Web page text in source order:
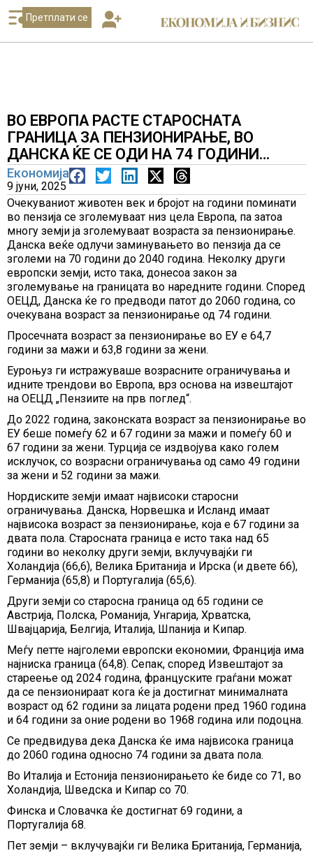
Претплати се
ВО ЕВРОПА РАСТЕ СТАРОСНАТА
ГРАНИЦА ЗА ПЕНЗИОНИРАЊЕ, ВО
ДАНСКА ЌЕ СЕ ОДИ НА 74 ГОДИНИ…
Економија
9 јуни, 2025
Очекуваниот животен век и бројот на години поминати
во пензија се зголемуваат низ цела Европа, па затоа
многу земји ја зголемуваат возраста за пензионирање.
Данска веќе одлучи заминувањето во пензија да се
зголеми на 70 години до 2040 година. Неколку други
европски земји, исто така, донесоа закон за
зголемување на границата во наредните години. Според
ОЕЦД, Данска ќе го предводи патот до 2060 година, со
очекувана возраст за пензионирање од 74 години.
Просечната возраст за пензионирање во ЕУ е 64,7
години за мажи и 63,8 години за жени.
Еуроњуз ги истражуваше возрасните ограничувања и
идните трендови во Европа, врз основа на извештајот
на ОЕЦД „Пензиите на прв поглед“.
До 2022 година, законската возраст за пензионирање во
ЕУ беше помеѓу 62 и 67 години за мажи и помеѓу 60 и
67 години за жени. Турција се издвојува како голем
исклучок, со возрасни ограничувања од само 49 години
за жени и 52 години за мажи.
Нордиските земји имаат највисоки старосни
ограничувања. Данска, Норвешка и Исланд имаат
највисока возраст за пензионирање, која е 67 години за
двата пола. Старосната граница е исто така над 65
години во неколку други земји, вклучувајќи ги
Холандија (66,6), Велика Британија и Ирска (и двете 66),
Германија (65,8) и Португалија (65,6).
Други земји со старосна граница од 65 години се
Австрија, Полска, Романија, Унгарија, Хрватска,
Швајцарија, Белгија, Италија, Шпанија и Кипар.
Меѓу петте најголеми европски економии, Франција има
најниска граница (64,8). Сепак, според Извештајот за
стареење од 2024 година, француските граѓани можат
да се пензионираат кога ќе ја достигнат минималната
возраст од 62 години за лицата родени пред 1960 година
и 64 години за оние родени во 1968 година или подоцна.
Се предвидува дека Данска ќе има највисока граница
до 2060 година односно 74 години за двата пола.
Во Италија и Естонија пензионирањето ќе биде со 71, во
Холандија, Шведска и Кипар со 70.
Финска и Словачка ќе достигнат 69 години, а
Португалија 68.
Пет земји – вклучувајќи ги Велика Британија, Германија,